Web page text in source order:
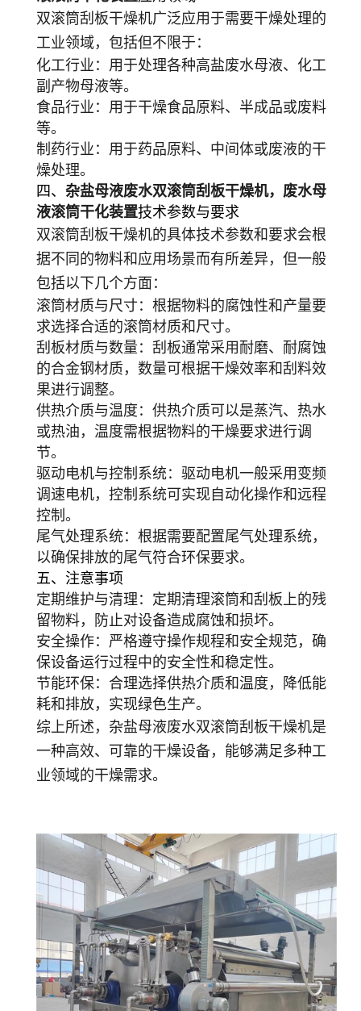
双滚筒刮板干燥机广泛应用于需要干燥处理的
工业领域，包括但不限于：
化工行业 ：用于处理各种高盐废水母液、化工
副产物母液等。
食品行业 ：用于干燥食品原料、半成品或废料
等。
制药行业 ：用于药品原料、中间体或废液的干
燥处理。
四、 杂盐母液废水双滚筒刮板干燥机，废水母
液滚筒干化装置技术参数与要求
双滚筒刮板干燥机的具体技术参数和要求会根
据不同的物料和应用场景而有所差异，但一般
包括以下几个方面：
滚筒材质与尺寸 ：根据物料的腐蚀性和产量要
求选择合适的滚筒材质和尺寸。
刮板材质与数量 ：刮板通常采用耐磨、耐腐蚀
的合金钢材质，数量可根据干燥效率和刮料效
果进行调整。
供热介质与温度 ：供热介质可以是蒸汽、热水
或热油，温度需根据物料的干燥要求进行调
节。
驱动电机与控制系统：驱动电机一般采用变频
调速电机，控制系统可实现自动化操作和远程
控制。
尾气处理系统：根据需要配置尾气处理系统，
以确保排放的尾气符合环保要求。
五、注意事项
定期维护与清理 ：定期清理滚筒和刮板上的残
留物料，防止对设备造成腐蚀和损坏。
安全操作：严格遵守操作规程和安全规范，确
保设备运行过程中的安全性和稳定性。
节能环保：合理选择供热介质和温度，降低能
耗和排放，实现绿色生产。
综上所述，杂盐母液废水双滚筒刮板干燥机是
一种高效、可靠的干燥设备，能够满足多种工
业领域的干燥需求。